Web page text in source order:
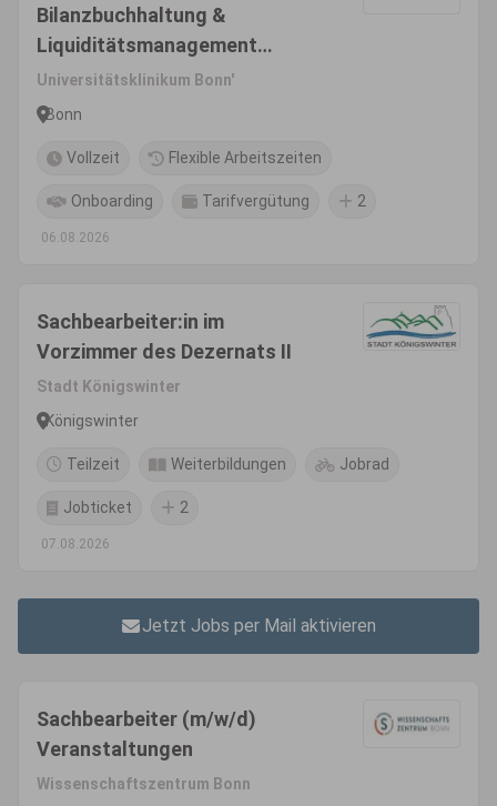
Bilanzbuchhaltung &
Liquiditätsmanagement
(m/w/d)
Universitätsklinikum Bonn'
Bonn
Vollzeit Flexible Arbeitszeiten
Onboarding Tarifvergütung 2
06.08.2026
Sachbearbeiter:in im
Vorzimmer des Dezernats II
Stadt Königswinter
Königswinter
Teilzeit Weiterbildungen Jobrad
Jobticket 2
07.08.2026
Jetzt Jobs per Mail aktivieren
Sachbearbeiter (m/w/d)
Veranstaltungen
Wissenschaftszentrum Bonn